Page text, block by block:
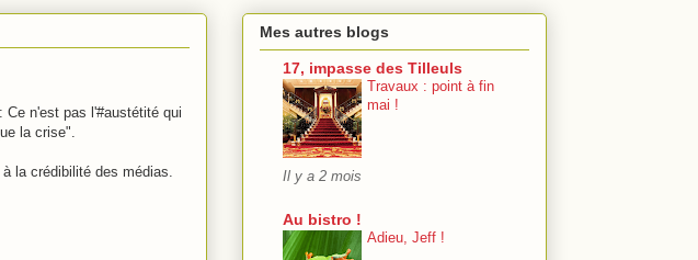
n'est pas l'#austétité qui
la crise".
la crédibilité des médias.
Mes autres blogs
17, impasse des Tilleuls
Travaux : point à fin
mai !
Il y a 2 mois
Au bistro !
Adieu, Jeff !